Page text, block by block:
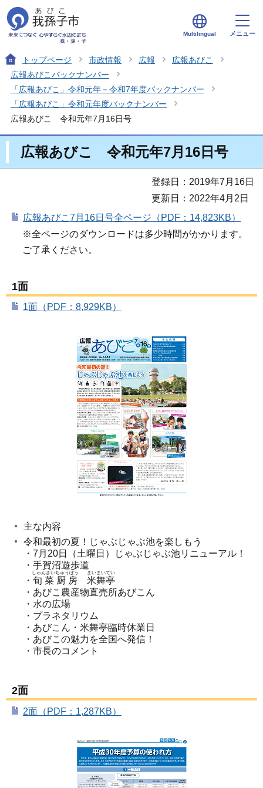
Multilingual メニュー
トップページ 市政情報 広報
広報あびこ
広報あびこバックナンバー
「広報あびこ」令和元年－令和7年度バックナンバー
「広報あびこ」令和元年度バックナンバー
広報あびこ 令和元年7月16日号
広報あびこ 令和元年7月16日号
登録日：2019年7月16日
更新日：2022年4月2日
広報あびこ7月16日号全ページ（PDF：14,823KB）
※全ページのダウンロードは多少時間がかかります。
ご了承ください。
1面
1面（PDF：8,929KB）
主な内容
令和最初の夏！じゃぶじゃぶ池を楽しもう
・7月20日（土曜日）じゃぶじゃぶ池リニューアル！
・手賀沼遊歩道
・ 旬菜厨房
しゅんさいちゅうぼう
米舞亭
まいまいてい
・あびこ農産物直売所あびこん
・水の広場
・プラネタリウム
・あびこん・米舞亭臨時休業日
・あびこの魅力を全国へ発信！
・市長のコメント
2面
2面（PDF：1,287KB）